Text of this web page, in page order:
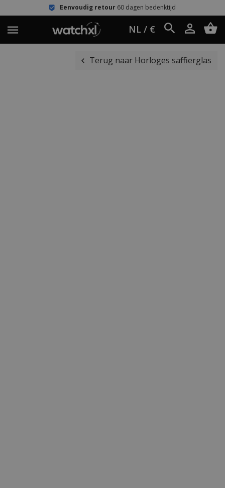
Eenvoudig retour 60 dagen bedenktijd
NL / €
Terug naar Horloges saffierglas